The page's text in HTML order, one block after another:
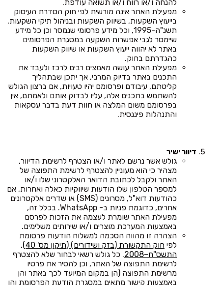
להנחה ו/או רווח ו/או תשואה עודפת.
מפעילת האתר אינה מורשית לפי חוק הסדרת העיסוק
בייעוץ השקעות, בשיווק השקעות ובניהול תיקי השקעות,
תשנ"ה-1995, וכל מידע פרסומי שנמסר וכן כל מידע
שיימסר לגבי אפשרות השקעה במסגרת הפרסומים
באתר לא יהווה ייעוץ השקעות או שיווק השקעות
כהגדרתם בחוק.
מפעילת האתר עושה מאמצים רבים לרכז ולעבד את
התכנים באתר בדיוק המרבי, אך יתכן שבתהליך
קליטתם, עיבודם ופרסומם יהיו טעויות, אם ברצון הגולש
להשתמש בתכנים אלה, עליו לבדוק אותם ולאמתם, אין
בפרסומם משום המלצה או חוות דעת בדבר עסקאות
והתנהלות פיננסית.
דיוור ישיר
גולש אשר נרשם לאתר ו/או הצטרף לרשימת הדיוור,
מצהיר כי הוא מעוניין להצטרף לרשימת התפוצה של
האתר ולקבל לכתובת הדואר האלקטרוני שלו ו/או
למספר הטלפון שלו הודעות שיווקיות כאלה ואחרות, אם
כהודעות דוא"ל, מסרונים (SMS) או שדרים אלקטרונים
אחרים, כדוגמת פניות ב- WhatsApp. בכלל זה,
מפעילת האתר שומרת לעצמה את הזכות לפרסם
באמצעות המערכת מוצרים ו/או שירותים משלימים.
הצהרה זו מהווה הסכמה למשלוח הודעות פרסומת
לפי
חוק התקשורת (בזק ושידורים) (תיקון מס' 40),
התשס"ח–2008
. כל גולש רשאי לבחור שלא להצטרף
לרשימת התפוצה של האתר, וכן להסיר את פרטיו
מרשימת התפוצה (הן במקום המיועד לכך באתר והן
באמצעות קישור מתאים במסגרת הודעת הפרסומת והן